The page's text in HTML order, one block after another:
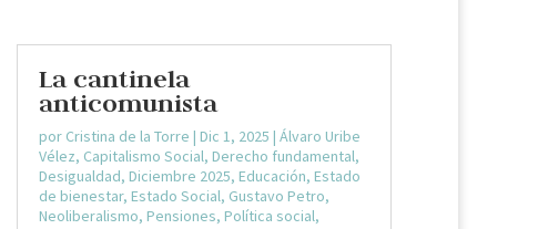
La cantinela
anticomunista
por Cristina de la Torre | Dic 1, 2025 | Álvaro Uribe
Vélez, Capitalismo Social, Derecho fundamental,
Desigualdad, Diciembre 2025, Educación, Estado
de bienestar, Estado Social, Gustavo Petro,
Neoliberalismo, Pensiones, Política social,